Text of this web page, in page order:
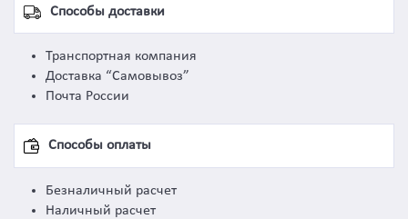
Способы доставки
Транспортная компания
Доставка “Самовывоз”
Почта России
Способы оплаты
Безналичный расчет
Наличный расчет